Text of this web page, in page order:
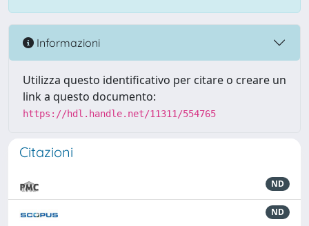
Informazioni
Utilizza questo identificativo per citare o creare un
link a questo documento:
https://hdl.handle.net/11311/554765
Citazioni
ND
ND